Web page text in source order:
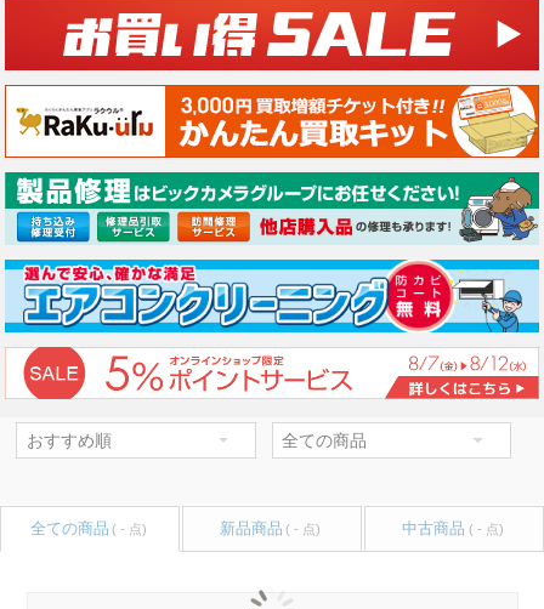
全ての商品 ( - 点) 新品商品 ( - 点) 中古商品 ( - 点)